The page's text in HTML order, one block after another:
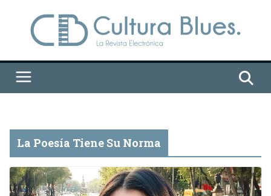
contenido
La Poesía Tiene Su Norma